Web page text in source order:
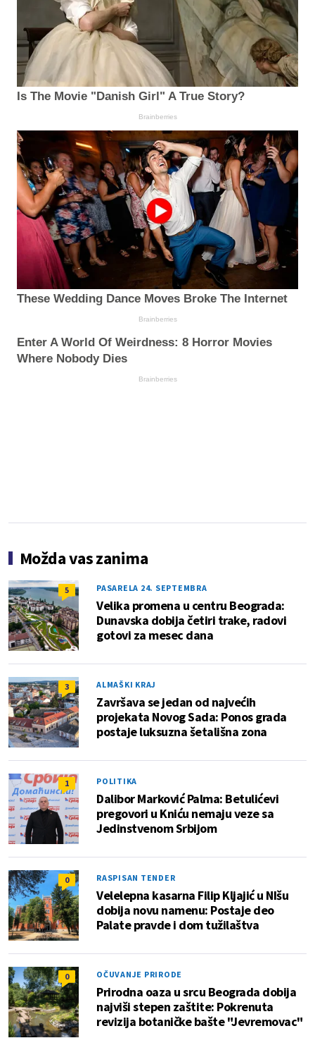
Is The Movie "Danish Girl" A True Story?
Brainberries
These Wedding Dance Moves Broke The Internet
Brainberries
Enter A World Of Weirdness: 8 Horror Movies
Where Nobody Dies
Brainberries
Možda vas zanima
5 PASARELA 24. SEPTEMBRA
Velika promena u centru Beograda:
Dunavska dobija četiri trake, radovi
gotovi za mesec dana
3 ALMAŠKI KRAJ
Završava se jedan od najvećih
projekata Novog Sada: Ponos grada
postaje luksuzna šetališna zona
1 POLITIKA
Dalibor Marković Palma: Betulićevi
pregovori u Kniću nemaju veze sa
Jedinstvenom Srbijom
0 RASPISAN TENDER
Velelepna kasarna Filip Kljajić u NIšu
dobija novu namenu: Postaje deo
Palate pravde i dom tužilaštva
0 OČUVANJE PRIRODE
Prirodna oaza u srcu Beograda dobija
najviši stepen zaštite: Pokrenuta
revizija botaničke bašte "Jevremovac"